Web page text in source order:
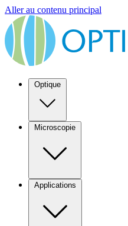
Aller au contenu principal
Optique
Microscopie
Applications